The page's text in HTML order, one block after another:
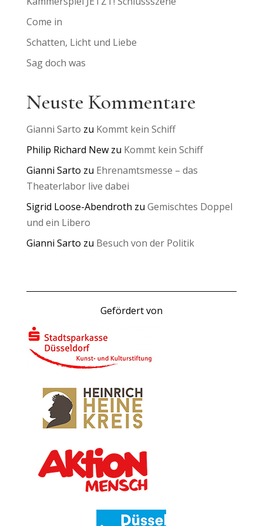
Come in
Schatten, Licht und Liebe
Sag doch was
Neuste Kommentare
Gianni Sarto zu Kommt kein Schiff
Philip Richard Newzu Kommt kein Schiff
Gianni Sarto zu Ehrenamtsmesse – das
Theaterlabor live dabei
Sigrid Loose-Abendroth zu Gemischtes Doppel
und ein Libero
Gianni Sarto zu Besuch von der Politik
Gefördert von